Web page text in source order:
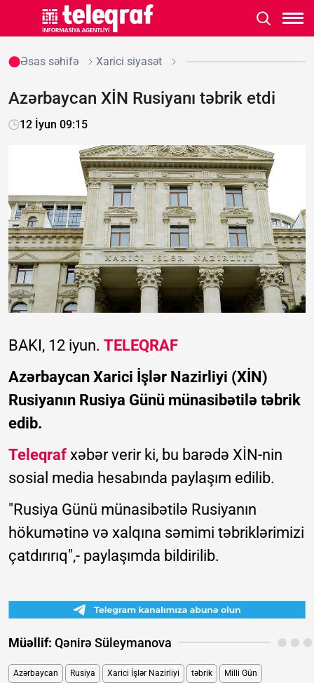
Əsas səhifə Xarici siyasət
Azərbaycan XİN Rusiyanı təbrik etdi
12 İyun 09:15
BAKI, 12 iyun. TELEQRAF
Azərbaycan Xarici İşlər Nazirliyi (XİN)
Rusiyanın Rusiya Günü münasibətilə təbrik
edib.
Teleqraf xəbər verir ki, bu barədə XİN-nin
sosial media hesabında paylaşım edilib.
"Rusiya Günü münasibətilə Rusiyanın
hökumətinə və xalqına səmimi təbriklərimizi
çatdırırıq",- paylaşımda bildirilib.
Müəllif: Qənirə Süleymanova
Azərbaycan Rusiya Xarici İşlər Nazirliyi təbrik Milli Gün